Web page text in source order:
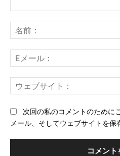
ン
ト：
次回の私のコメントのために
メール、そしてウェブサイトを保